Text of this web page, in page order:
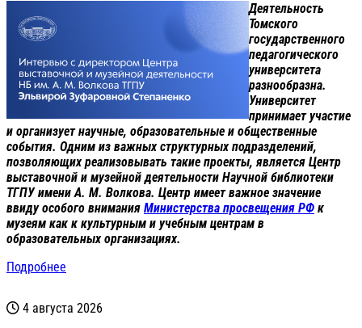
Деятельность
Томского
государственного
педагогического
университета
разнообразна.
Университет
принимает участие
и организует научные, образовательные и общественные
события. Одним из важных структурных подразделений,
позволяющих реализовывать такие проекты, является Центр
выставочной и музейной деятельности Научной библиотеки
ТГПУ имени А. М. Волкова. Центр имеет важное значение
ввиду особого внимания Министерства просвещения РФ к
музеям как к культурным и учебным центрам в
образовательныхорганизациях.
Подробнее
4 августа 2026